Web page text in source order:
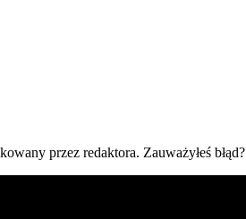
przez redaktora. Zauważyłeś błąd?